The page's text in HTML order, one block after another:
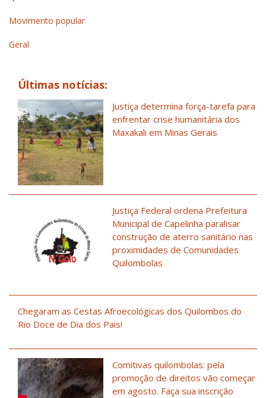
Movimento popular
Geral
Últimas notícias:
Justiça determina força-tarefa para
enfrentar crise humanitária dos
Maxakali em Minas Gerais
Justiça Federal ordena Prefeitura
Municipal de Capelinha paralisar
construção de aterro sanitário nas
proximidades de Comunidades
Quilombolas
Chegaram as Cestas Afroecológicas dos Quilombos do
Rio Doce de Dia dos Pais!
Comitivas quilombolas: pela
promoção de direitos vão começar
em agosto. Faça sua inscrição